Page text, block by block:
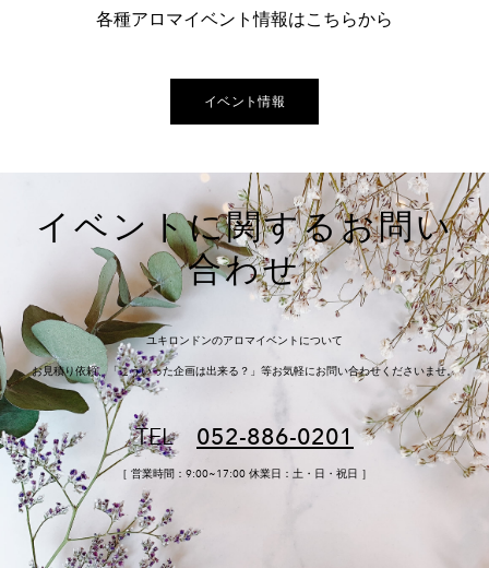
​各種アロマイベント情報はこちらから
イベント情報
イベントに関するお問い
合わせ
ユキロンドンのアロマイベントについて
お見積り依頼、「こういった企画は出来る？」等​お気軽にお問い合わせくださいませ。
TEL 052-886-0201
​［ 営業時間：9:00~17:00 休業日：土・日・祝日 ］